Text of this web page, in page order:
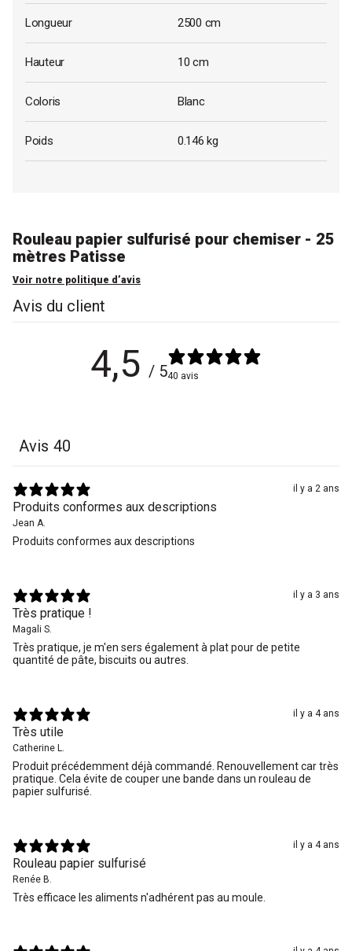
Longueur 2500 cm
Hauteur 10 cm
Coloris Blanc
Poids 0.146 kg
Rouleau papier sulfurisé pour chemiser - 25
mètres Patisse
Voir notre politique d’avis
Avis du client
4,5 / 540 avis
Avis 40
il y a 2 ans
Produits conformes aux descriptions
Jean A.
Produits conformes aux descriptions
il y a 3 ans
Très pratique !
Magali S.
Très pratique, je m'en sers également à plat pour de petite
quantité de pâte, biscuits ou autres.
il y a 4 ans
Très utile
Catherine L.
Produit précédemment déjà commandé. Renouvellement car très
pratique. Cela évite de couper une bande dans un rouleau de
papier sulfurisé.
il y a 4 ans
Rouleau papier sulfurisé
Renée B.
Très efficace les aliments n'adhérent pas au moule.